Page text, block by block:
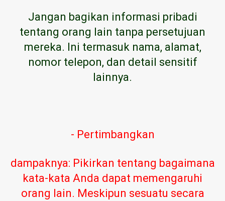
Jangan bagikan informasi pribadi
tentang orang lain tanpa persetujuan
mereka. Ini termasuk nama, alamat,
nomor telepon, dan detail sensitif
lainnya.
- Pertimbangkan
dampaknya: Pikirkan tentang bagaimana
kata-kata Anda dapat memengaruhi
orang lain. Meskipun sesuatu secara